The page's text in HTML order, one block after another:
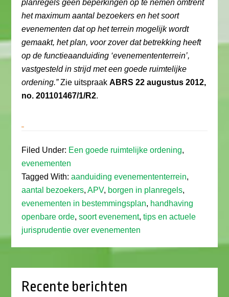
planregels geen beperkingen op te nemen omtrent
het maximum aantal bezoekers en het soort
evenementen dat op het terrein mogelijk wordt
gemaakt, het plan, voor zover dat betrekking heeft
op de functieaanduiding ‘evenemententerrein’,
vastgesteld in strijd met een goede ruimtelijke
ordening.”Zie uitspraakABRS 22 augustus 2012,
no. 201101467/1/R2.
Filed Under: Een goede ruimtelijke ordening,
evenementen
Tagged With:aanduiding evenemententerrein,
aantal bezoekers,APV, borgen in planregels,
evenementen in bestemmingsplan, handhaving
openbare orde,soort evenement,tips en actuele
jurisprudentie over evenementen
Recente berichten